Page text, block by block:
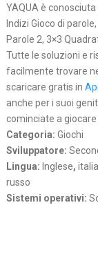
YAQUA è
Indizi Gioco di
Parole 2, 3×3
Tutte le soluzioni e
facilmente trovare
scaricare gratis in
anche per i suoi
cominciate a
Categoria: Giochi
Sviluppatore:
Lingua: Inglese,
russo
Sistemi operativi: